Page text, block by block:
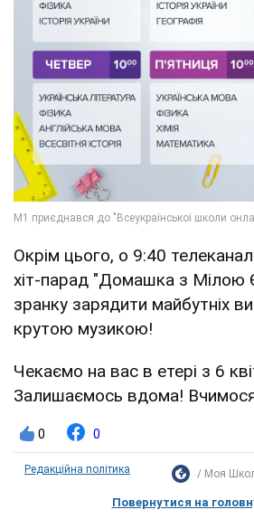
Окрім цього, о 9:40
хіт-парад "Домашка з Мілою
зранку зарядити майбутніх
крутою музикою!
Чекаємо на вас в етері з 6
Залишаємось вдома!
0 0
Редакційна політика Моя
Повернутися на